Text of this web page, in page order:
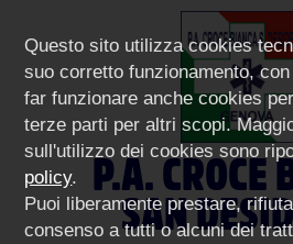
P.A. CROCE
SAN
Questo sito utilizza cookies
suo corretto funzionamento,
far funzionare anche cookies
terze parti per altri scopi.
sull'utilizzo dei cookies sono
policy.
Puoi liberamente prestare,
consenso a tutti o alcuni dei